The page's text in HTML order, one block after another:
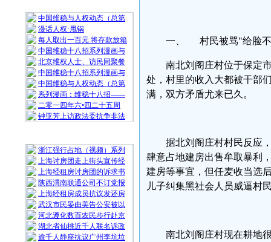
中国维稳与人权动态（总第
漫话人权·甩锅
每人取出一百元 将存款放箱
中国维稳十八招系列漫画与
北京维权人士、访民同聚餐
中国维稳十八招系列漫画与
中国维稳与人权动态（总第
系列漫画：维稳十八招——
二零一四年六•四二十五周
钟亚芳上访政法委抗争非法
浙江强行占地（视频）系列
上海讨房团走上街头宣传经
上海经租房讨房团的诉求书
陕西渭南联通公司不订党报
上海经租房成员抗议发还房
武汉市民晏由美告公安被以
河北遵化数百农民步行赴京
湖北省仙桃近千人联名诉政
逾千人静座抗议广州李坑垃
一、 村民被骂"给脸不
南北刘阁庄村位于保定
处，村里的收入大都被干部
满，双方矛盾尤来已久。
据北刘阁庄村村民反应
肆意占地建房出售牟取暴利
建房等事宜，但任麦收当选
儿子纠集黑社会人员威逼村
南北刘阁庄村现在耕地